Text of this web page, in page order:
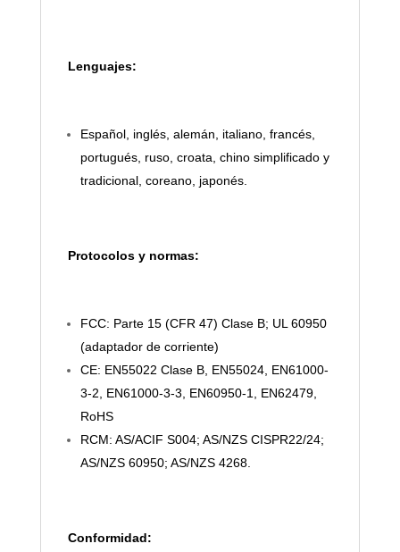
Lenguajes:
Español, inglés, alemán, italiano, francés,
portugués, ruso, croata, chino simplificado y
tradicional, coreano, japonés.
Protocolos y normas:
FCC: Parte 15 (CFR 47) Clase B; UL 60950
(adaptador de corriente)
CE: EN55022 Clase B, EN55024, EN61000-
3-2, EN61000-3-3, EN60950-1, EN62479,
RoHS
RCM: AS/ACIF S004; AS/NZS CISPR22/24;
AS/NZS 60950; AS/NZS 4268.
Conformidad: